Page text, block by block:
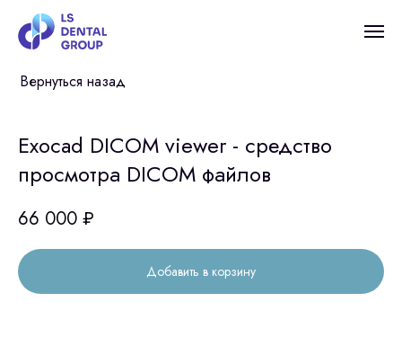
Вернуться назад
Exocad DICOM viewer - средство
просмотра DICOM файлов
66 000 ₽
Добавить в корзину